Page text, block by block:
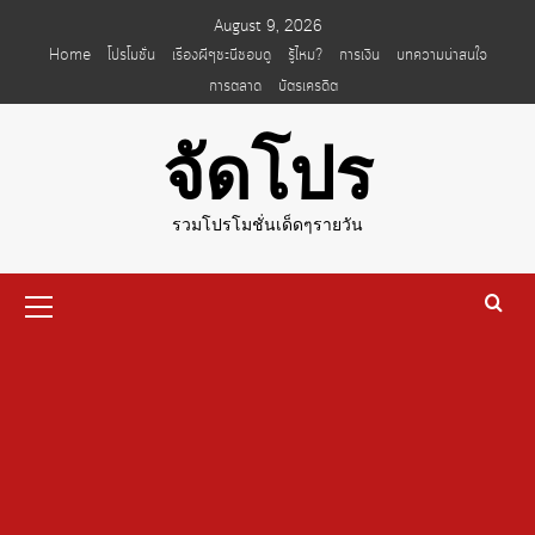
August 9, 2026
Home
โปรโมชั่น เรื่องผีๆชะนีชอบดู รู้ไหม? การเงิน
บทความน่าสนใจ
การตลาด
บัตรเครดิต
จัดโปร
รวมโปรโมชั่นเด็ดๆรายวัน
Menu